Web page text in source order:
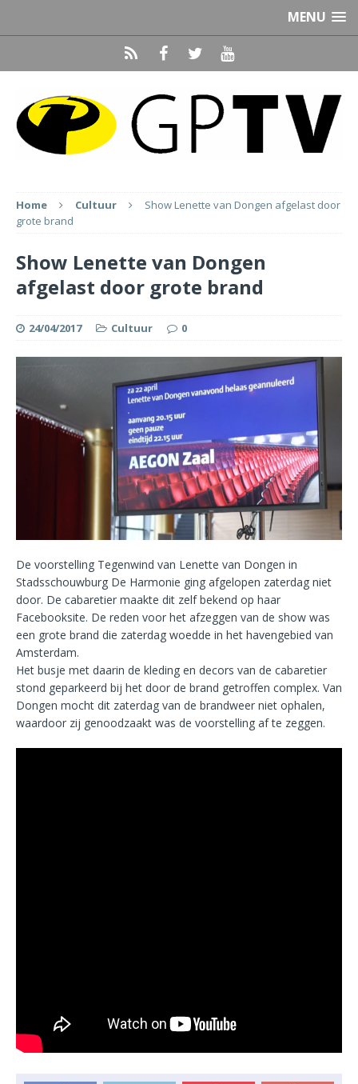
MENU
Home Cultuur
Show Lenette van Dongen afgelast door
grote brand
Show Lenette van Dongen
afgelast door grote brand
24/04/2017 Cultuur 0
De voorstelling Tegenwind van Lenette van Dongen in
Stadsschouwburg De Harmonie ging afgelopen zaterdag niet
door. De cabaretier maakte dit zelf bekend op haar
Facebooksite. De reden voor het afzeggen van de show was
een grote brand die zaterdag woedde in het havengebied van
Amsterdam.
Het busje met daarin de kleding en decors van de cabaretier
stond geparkeerd bij het door de brand getroffen complex. Van
Dongen mocht dit zaterdag van de brandweer niet ophalen,
waardoor zij genoodzaakt was de voorstelling af te zeggen.